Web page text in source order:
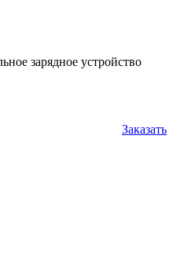
зарядное устройство
Заказать